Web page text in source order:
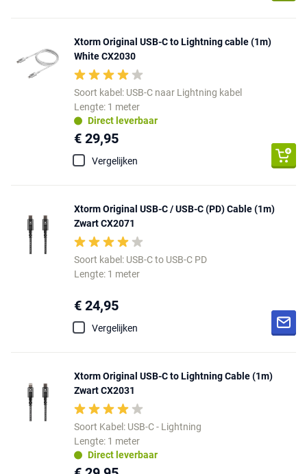
Xtorm Original USB-C to Lightning cable (1m)
White CX2030
Soort kabel: USB-C naar Lightning kabel
Lengte: 1 meter
Direct leverbaar
€ 29,95
Vergelijken
Xtorm Original USB-C / USB-C (PD) Cable (1m)
Zwart CX2071
Soort kabel: USB-C to USB-C PD
Lengte: 1 meter
€ 24,95
Vergelijken
Xtorm Original USB-C to Lightning Cable (1m)
Zwart CX2031
Soort Kabel: USB-C - Lightning
Lengte: 1 meter
Direct leverbaar